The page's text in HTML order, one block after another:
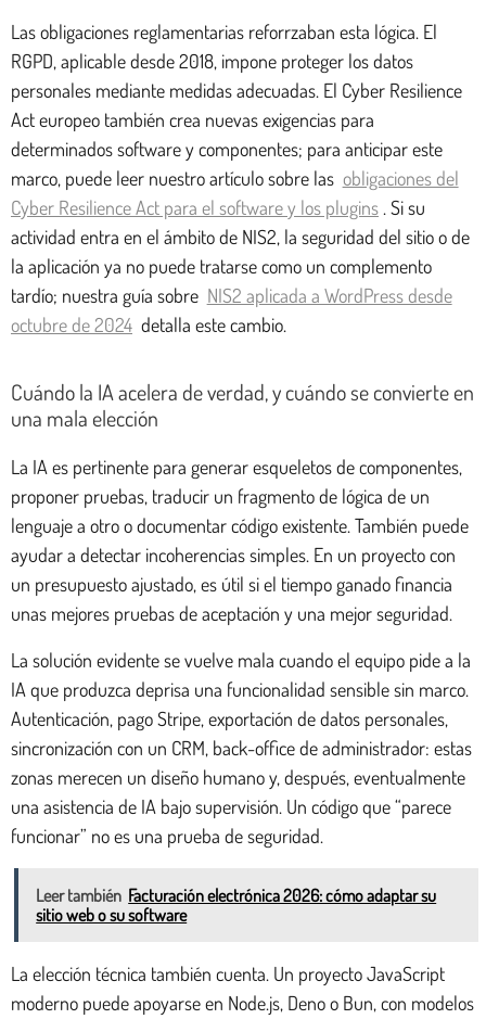
Las obligaciones reglamentarias reforrzaban esta lógica. El
RGPD, aplicable desde 2018, impone proteger los datos
personales mediante medidas adecuadas. El Cyber Resilience
Act europeo también crea nuevas exigencias para
determinados software y componentes; para anticipar este
marco, puede leer nuestro artículo sobre las obligaciones del
Cyber Resilience Act para el software y los plugins . Si su
actividad entra en el ámbito de NIS2, la seguridad del sitio o de
la aplicación ya no puede tratarse como un complemento
tardío; nuestra guía sobre NIS2 aplicada a WordPress desde
octubre de 2024 detalla este cambio.
Cuándo la IA acelera de verdad, y cuándo se convierte en
una mala elección
La IA es pertinente para generar esqueletos de componentes,
proponer pruebas, traducir un fragmento de lógica de un
lenguaje a otro o documentar código existente. También puede
ayudar a detectar incoherencias simples. En un proyecto con
un presupuesto ajustado, es útil si el tiempo ganado financia
unas mejores pruebas de aceptación y una mejor seguridad.
La solución evidente se vuelve mala cuando el equipo pide a la
IA que produzca deprisa una funcionalidad sensible sin marco.
Autenticación, pago Stripe, exportación de datos personales,
sincronización con un CRM, back-office de administrador: estas
zonas merecen un diseño humano y, después, eventualmente
una asistencia de IA bajo supervisión. Un código que “parece
funcionar” no es una prueba de seguridad.
Leer también Facturación electrónica 2026: cómo adaptar su
sitio web o su software
La elección técnica también cuenta. Un proyecto JavaScript
moderno puede apoyarse en Node.js, Deno o Bun, con modelos